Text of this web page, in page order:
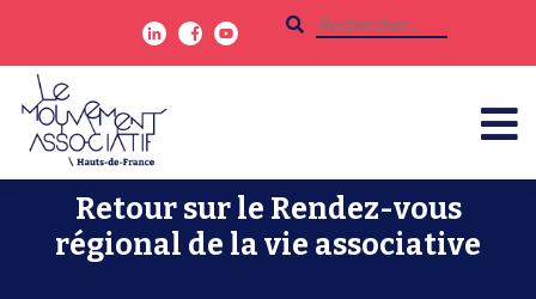
Retour sur le Rendez-vous
régional de la vie associative